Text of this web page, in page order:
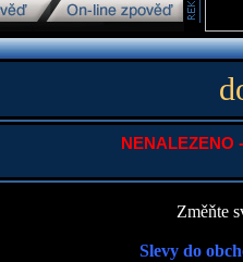
NENALEZENO
Změňte
Slevy do